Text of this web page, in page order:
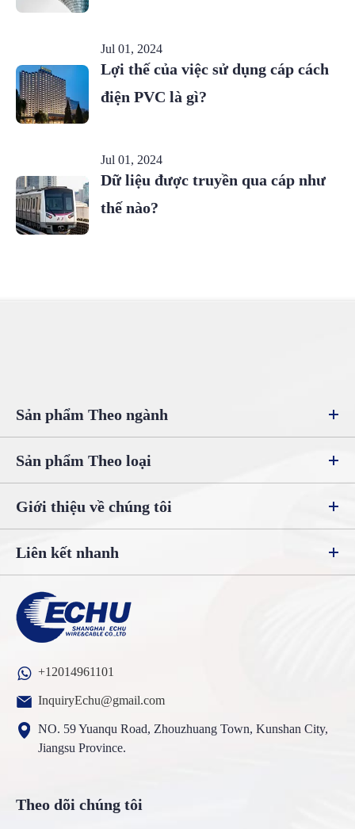
Jul 01, 2024
Lợi thế của việc sử dụng cáp cách
điện PVC là gì?
Jul 01, 2024
Dữ liệu được truyền qua cáp như
thế nào?
Sản phẩm Theo ngành
Sản phẩm Theo loại
Giới thiệu về chúng tôi
Liên kết nhanh
+12014961101
InquiryEchu@gmail.com
NO. 59 Yuanqu Road, Zhouzhuang Town, Kunshan City,
Jiangsu Province.
Theo dõi chúng tôi